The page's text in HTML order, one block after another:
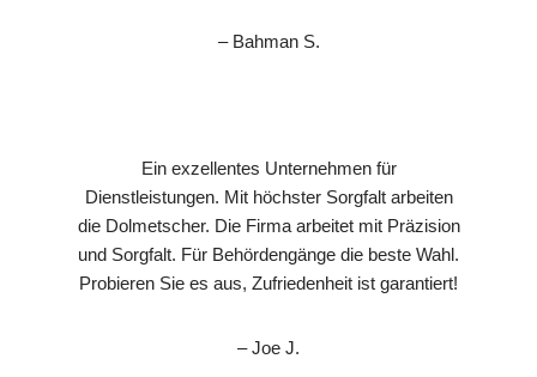
– Bahman S.
Ein exzellentes Unternehmen für
Dienstleistungen. Mit höchster Sorgfalt arbeiten
die Dolmetscher. Die Firma arbeitet mit Präzision
und Sorgfalt. Für Behördengänge die beste Wahl.
Probieren Sie es aus, Zufriedenheit ist garantiert!
– Joe J.